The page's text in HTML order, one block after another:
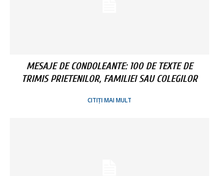
MESAJE DE CONDOLEANTE: 100 DE TEXTE DE
TRIMIS PRIETENILOR, FAMILIEI SAU COLEGILOR
CITIȚI MAI MULT